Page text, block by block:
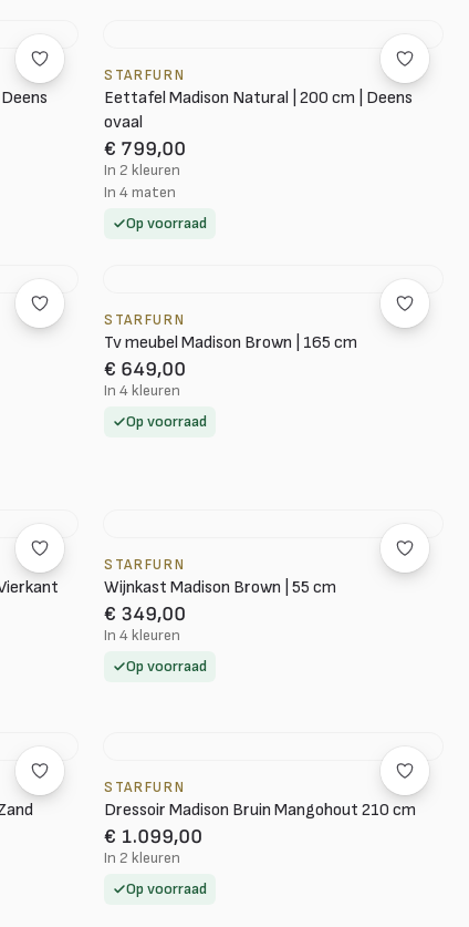
STARFURN
Eettafel Madison Natural | 200 cm | Deens
ovaal
€ 799,00
In 2 kleuren
In 4 maten
Op voorraad
STARFURN
Tv meubel Madison Brown | 165 cm
€ 649,00
In 4 kleuren
Op voorraad
STARFURN
Wijnkast Madison Brown | 55 cm
€ 349,00
In 4 kleuren
Op voorraad
STARFURN
Dressoir Madison Bruin Mangohout 210 cm
€ 1.099,00
In 2 kleuren
Op voorraad